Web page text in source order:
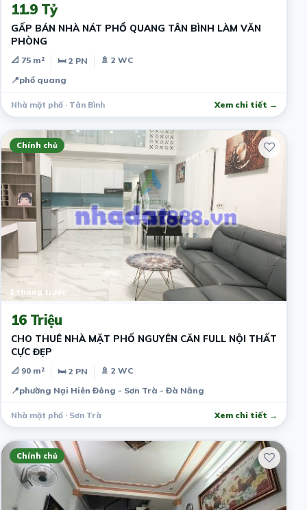
11.9 Tỷ
GẤP BÁN NHÀ NÁT PHỔ QUANG TÂN BÌNH LÀM VĂN
PHÒNG
📐 75 m² 🛏 2 PN
🚿 2 WC
📍phổ quang
Nhà mặt phố · Tân Bình Xem chi tiết →
Chính chủ
1 tháng trước
16 Triệu
CHO THUÊ NHÀ MẶT PHỐ NGUYÊN CĂN FULL NỘI THẤT
CỰC ĐẸP
📐 90 m² 🛏 2 PN
🚿 2 WC
📍phường Nại Hiên Đông - Sơn Trà - Đà Nẵng
Nhà mặt phố · Sơn Trà Xem chi tiết →
Chính chủ